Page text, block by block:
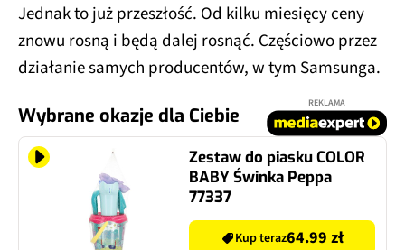
Jednak to już przeszłość. Od kilku miesięcy ceny
znowu rosną i będą dalej rosnąć. Częściowo przez
działanie samych producentów, w tym Samsunga.
Wybrane okazje dla Ciebie
REKLAMA
Zestaw do piasku COLOR
BABY Świnka Peppa
77337
Kup teraz64.99 zł